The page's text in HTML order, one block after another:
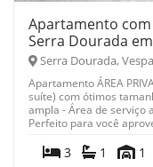
Apartamento
Serra Dourada
Serra Dourada,
Apartamento ÁREA
suíte) com ótimos
ampla - Área de serviço
Perfeito para você
3 1 1